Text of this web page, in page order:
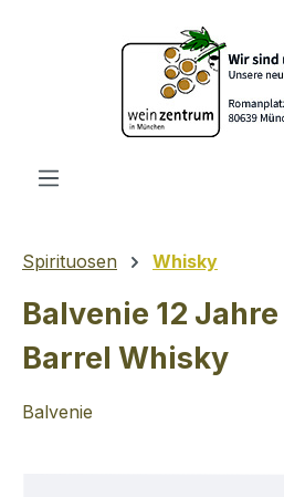
Zum Hauptinhalt springen
Spirituosen Whisky
Balvenie 12
Barrel Whisky
Balvenie